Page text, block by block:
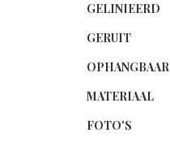
GELINIEERD
GERUIT
OPHANGBAAR
MATERIAAL
FOTO'S